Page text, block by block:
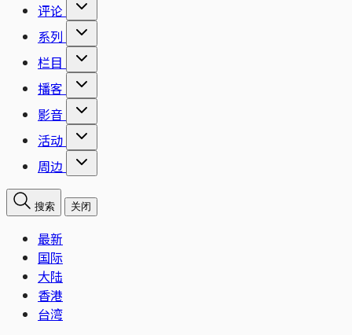
评论
系列
栏目
播客
影音
活动
周边
搜索 关闭
最新
国际
大陆
香港
台湾